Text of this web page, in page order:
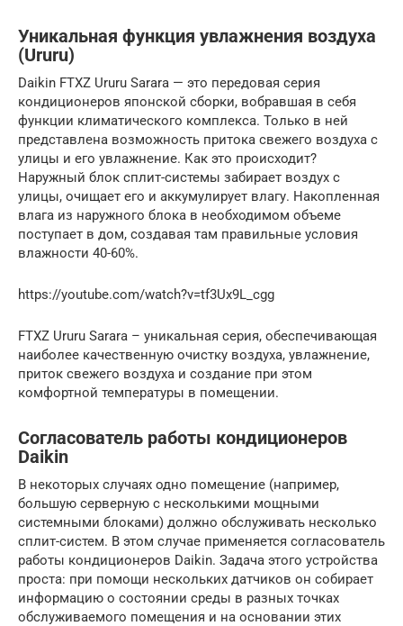
Уникальная функция увлажнения воздуха
(Ururu)
Daikin FTXZ Ururu Sarara — это передовая серия
кондиционеров японской сборки, вобравшая в себя
функции климатического комплекса. Только в ней
представлена возможность притока свежего воздуха с
улицы и его увлажнение. Как это происходит?
Наружный блок сплит-системы забирает воздух с
улицы, очищает его и аккумулирует влагу. Накопленная
влага из наружного блока в необходимом объеме
поступает в дом, создавая там правильные условия
влажности 40-60%.
https://youtube.com/watch?v=tf3Ux9L_cgg
FTXZ Ururu Sarara – уникальная серия, обеспечивающая
наиболее качественную очистку воздуха, увлажнение,
приток свежего воздуха и создание при этом
комфортной температуры в помещении.
Согласователь работы кондиционеров
Daikin
В некоторых случаях одно помещение (например,
большую серверную с несколькими мощными
системными блоками) должно обслуживать несколько
сплит-систем. В этом случае применяется согласователь
работы кондиционеров Daikin. Задача этого устройства
проста: при помощи нескольких датчиков он собирает
информацию о состоянии среды в разных точках
обслуживаемого помещения и на основании этих